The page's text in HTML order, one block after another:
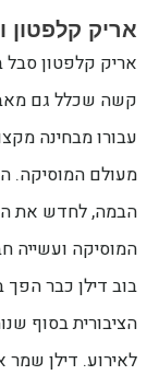
אריק קלפטון
אריק קלפטון
קשה שכלל גם
עבורו מבחינה
מעולם המוסיקה.
הבמה, לחדש את
המוסיקה ועשייה
בוב דילן כבר
לאירוע. דילן שמר